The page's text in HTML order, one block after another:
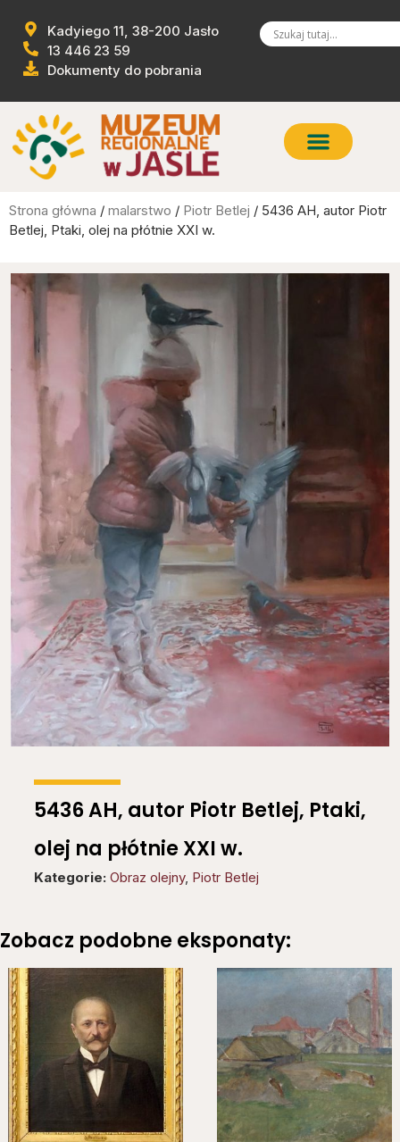
Kadyiego 11, 38-200 Jasło
13 446 23 59
Dokumenty do pobrania
Strona główna / malarstwo / Piotr Betlej / 5436 AH, autor Piotr
Betlej, Ptaki, olej na płótnie XXI w.
5436 AH, autor Piotr Betlej, Ptaki,
olej na płótnie XXI w.
Kategorie: Obraz olejny, Piotr Betlej
Zobacz podobne eksponaty: